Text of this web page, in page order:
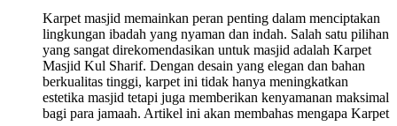
Karpet masjid memainkan peran penting dalam menciptakan
lingkungan ibadah yang nyaman dan indah. Salah satu pilihan
yang sangat direkomendasikan untuk masjid adalah Karpet
Masjid Kul Sharif. Dengan desain yang elegan dan bahan
berkualitas tinggi, karpet ini tidak hanya meningkatkan
estetika masjid tetapi juga memberikan kenyamanan maksimal
bagi para jamaah. Artikel ini akan membahas mengapa Karpet